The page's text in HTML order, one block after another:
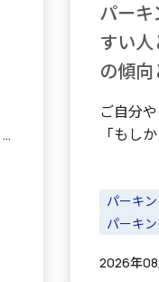
パー
すい
の傾
ご自分
「もし
ン病に
かもし
いため
パーキ
パーキ
2026年